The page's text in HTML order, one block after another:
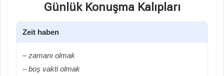
Günlük Konuşma Kalıpları
Zeit haben
– zamanı olmak
– boş vakti olmak